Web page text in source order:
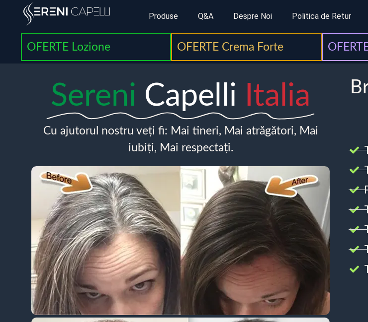
Produse Q&A Despre Noi Politica de Retur
OFERTE Lozione OFERTE Crema Forte
Sereni Capelli Italia
Cu ajutorul nostru veți fi: Mai tineri, Mai atrăgători, Mai
iubiți, Mai respectați.